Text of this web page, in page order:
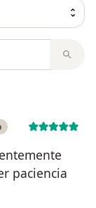
paciencia